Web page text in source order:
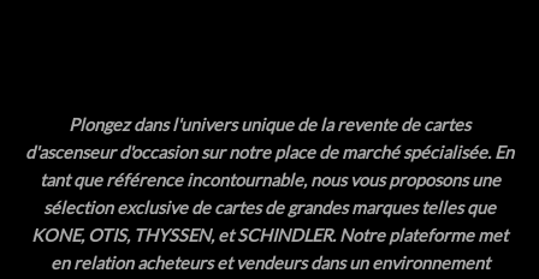
Plongez dans l'univers unique de la revente de cartes
d'ascenseur d'occasion sur notre place de marché spécialisée. En
tant que référence incontournable, nous vous proposons une
sélection exclusive de cartes de grandes marques telles que
KONE, OTIS, THYSSEN, et SCHINDLER. Notre plateforme met
en relation acheteurs et vendeurs dans un environnement